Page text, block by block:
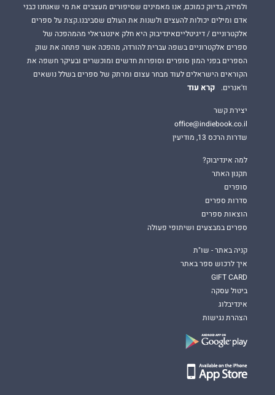
ולמידה, בדיוק כמוכם, אנו מאמינים שסיפורים מעצבים את מי שאנחנו כבני
אדם ומילים יכולות להעצים ולשנות את העולם שסביבנו.קצת על ספרים
אלקטרוניים / דיגיטלייםאינדיבוק היא חלק אינטגראלי מהמהפכה של
ספרים אלקטרוניים בשפה עברית להורדה, מהפכה אשר פתחה את שוק
הספרים בפני המון סופרים וסופרות חדשים ומוכשרים ובעיקר חשפה את
הקוראים הישראלים לעוד מבחר עצום ומרתק של ספרים בשלל נושאים
וז'אנרים.
קרא עוד
יצירת קשר
office@indiebook.co.il
שדרות הרכס 13, מודיעין
למה אינדיבוק?
תקנון האתר
סופרים
סדרות ספרים
הוצאות ספרים
ספרים במבצעים ושיתופי פעולה
קניה באתר - שו"ת
איך לרכוש ספר באתר
GIFT CARD
ביטול עסקה
אינדיבלוג
הצהרת נגישות